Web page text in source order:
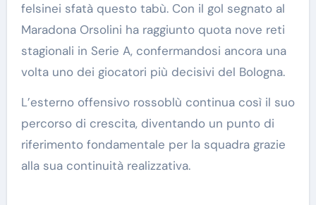
felsinei sfatà questo tabù. Con il gol segnato al
Maradona Orsolini ha raggiunto quota nove reti
stagionali in Serie A, confermandosi ancora una
volta uno dei giocatori più decisivi del Bologna.
L’esterno offensivo rossoblù continua così il suo
percorso di crescita, diventando un punto di
riferimento fondamentale per la squadra grazie
alla sua continuità realizzativa.